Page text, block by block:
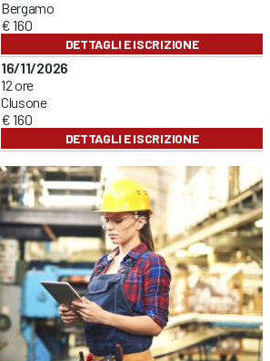
Bergamo
€ 160
DETTAGLI E ISCRIZIONE
16/11/2026
12 ore
Clusone
€ 160
DETTAGLI E ISCRIZIONE